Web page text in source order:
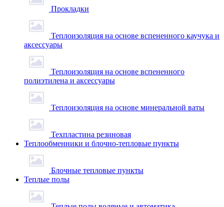
Прокладки
Теплоизоляция на основе вспененного каучука и
аксессуары
Теплоизоляция на основе вспененного
полиэтилена и аксессуары
Теплоизоляция на основе минеральной ваты
Техпластина резиновая
Теплообменники и блочно-тепловые пункты
Блочные тепловые пункты
Теплые полы